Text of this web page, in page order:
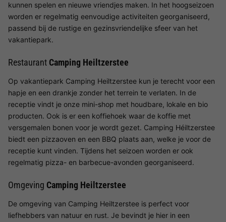
kunnen spelen en nieuwe vriendjes maken. In het hoogseizoen
worden er regelmatig eenvoudige activiteiten georganiseerd,
passend bij de rustige en gezinsvriendelijke sfeer van het
vakantiepark.
Restaurant Camping Heiltzerstee
Op vakantiepark Camping Heiltzerstee kun je terecht voor een
hapje en een drankje zonder het terrein te verlaten. In de
receptie vindt je onze mini-shop met houdbare, lokale en bio
producten. Ook is er een koffiehoek waar de koffie met
versgemalen bonen voor je wordt gezet. Camping Héiltzerstee
biedt een pizzaoven en een BBQ plaats aan, welke je voor de
receptie kunt vinden. Tijdens het seizoen worden er ook
regelmatig pizza- en barbecue-avonden georganiseerd.
Omgeving Camping Heiltzerstee
De omgeving van Camping Heiltzerstee is perfect voor
liefhebbers van natuur en rust. Je bevindt je hier in een